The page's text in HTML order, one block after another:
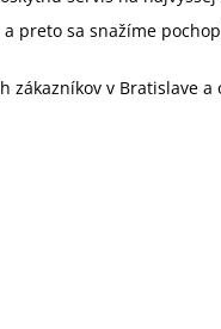
preto sa snažíme
zákazníkov v Bratislave a